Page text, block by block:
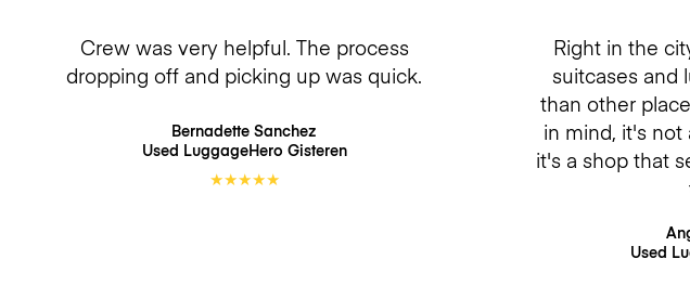
Crew was very helpful. The process
dropping off and picking up was quick.
Bernadette Sanchez
Used LuggageHero Gisteren
★★★★★
Right in the
suitcases and
than other
in mind, it's not
it's a shop that
Used